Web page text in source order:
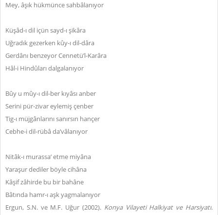
Mey, âşık hükmünce sahbâlanıyor
Küşâd-ı dil içün sayd-ı şikâra
Uğradık gezerken kûy-ı dil-dâra
Gerdânı benzeyor Cennetü’l-Karâra
Hâl-i Hindûları dalgalanıyor
Bûy u mûy-ı dil-ber kıyâsı anber
Serini pür-zivar eylemiş çenber
Tig-ı müjgânlarını sanırsın hançer
Cebhe-i dil-rübâ da’vâlanıyor
Nitâk-ı murassa’ etme miyâna
Yaraşur dediler böyle cihâna
Kâşif zâhirde bu bir bahâne
Bâtında hamr-ı aşk yagmalanıyor
Ergun, S.N. ve M.F. Uğur (2002). Konya Vilayeti Halkiyat ve Harsiyatı.